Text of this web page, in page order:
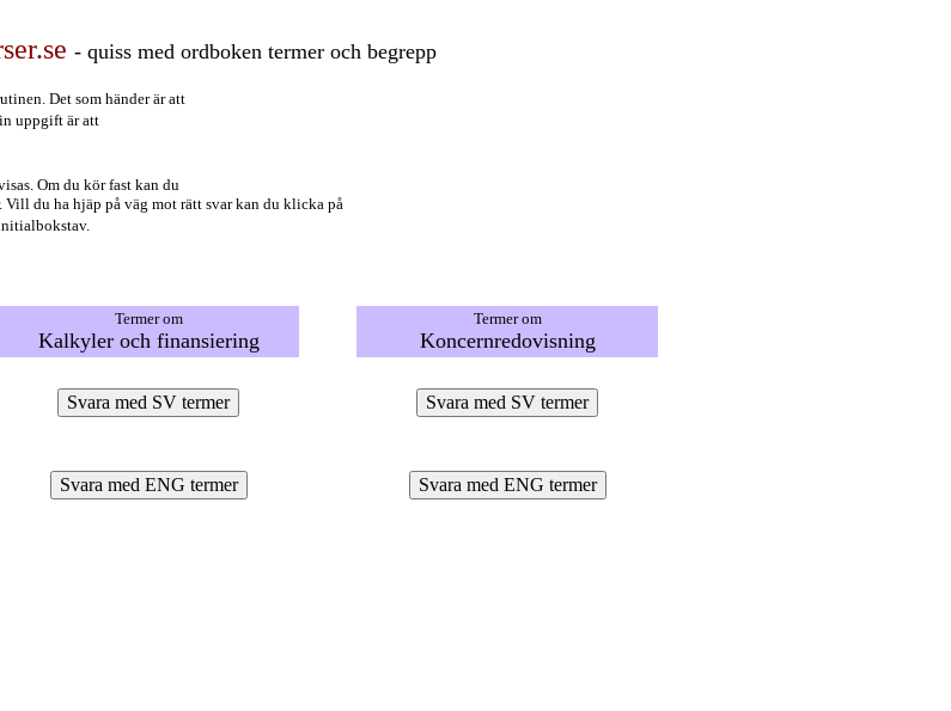
- quiss med ordboken termer och begrepp
Det som händer är att
uppgift är att
Om du kör fast kan du
du ha hjäp på väg mot rätt svar kan du klicka på
Termer om
Kalkyler och finansiering
Termer om
Koncernredovisning